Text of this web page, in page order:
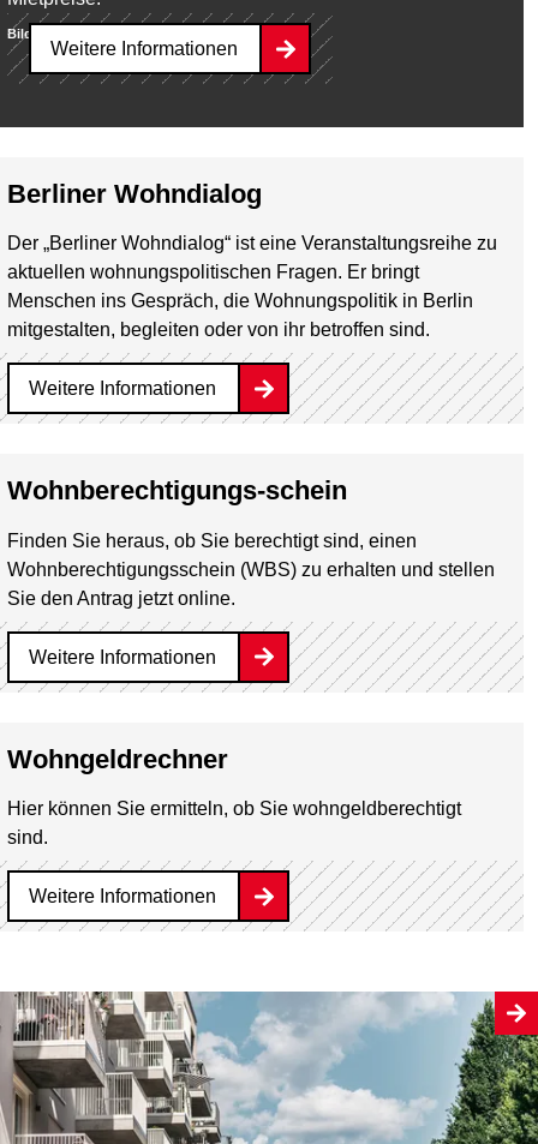
Weitere Informationen
Bild:
Berliner Wohndialog
Der „Berliner Wohndialog“ ist eine Veranstaltungsreihe zu
aktuellen wohnungspolitischen Fragen. Er bringt
Menschen ins Gespräch, die Wohnungspolitik in Berlin
mitgestalten, begleiten oder von ihr betroffen sind.
Weitere Informationen
Wohnberechtigungs-schein
Finden Sie heraus, ob Sie berechtigt sind, einen
Wohnberechtigungs­schein (WBS) zu erhalten und stellen
Sie den Antrag jetzt online.
Weitere Informationen
Wohngeldrechner
Hier können Sie ermitteln, ob Sie wohngeldberechtigt
sind.
Weitere Informationen